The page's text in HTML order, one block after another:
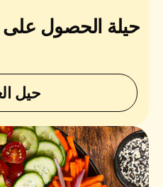
حيلة الحصول
حيل